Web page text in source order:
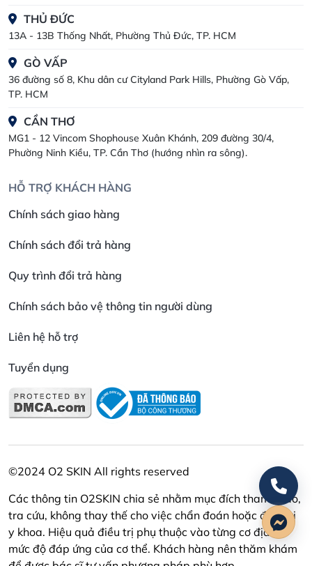
THỦ ĐỨC
13A - 13B Thống Nhất, Phường Thủ Đức, TP. HCM
GÒ VẤP
36 đường số 8, Khu dân cư Cityland Park Hills, Phường Gò Vấp,
TP. HCM
CẦN THƠ
MG1 - 12 Vincom Shophouse Xuân Khánh, 209 đường 30/4,
Phường Ninh Kiều, TP. Cần Thơ (hướng nhìn ra sông).
HỖ TRỢ KHÁCH HÀNG
Chính sách giao hàng
Chính sách đổi trả hàng
Quy trình đổi trả hàng
Chính sách bảo vệ thông tin người dùng
Liên hệ hỗ trợ
Tuyển dụng
©2024 O2 SKIN All rights reserved
Các thông tin O2SKIN chia sẻ nhằm mục đích tham khảo,
tra cứu, không thay thế cho việc chẩn đoán hoặc điều trị
y khoa. Hiệu quả điều trị phụ thuộc vào từng cơ địa và
mức độ đáp ứng của cơ thể. Khách hàng nên thăm khám